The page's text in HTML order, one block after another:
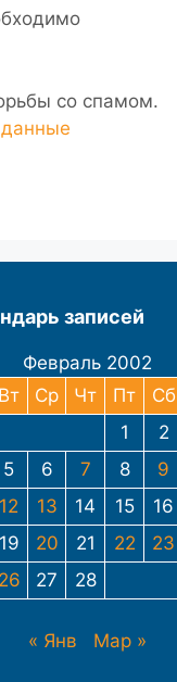
со спамом.
записей
Февраль 2002
Вт Ср Чт Пт Сб
1
2
5 6 7 8 9
12 13 14 15 16
19 20 21 22 23
26 27 28
« Янв Мар »